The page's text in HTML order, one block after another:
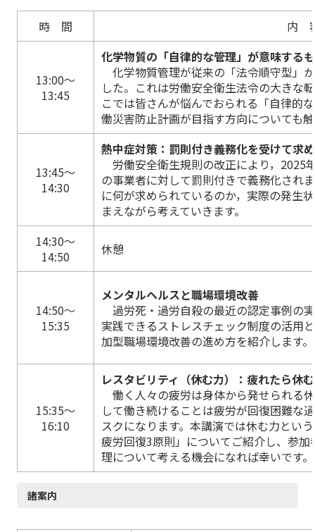
時 間 内
13:00～
13:45
化学物質の「自律的な管理」が意味する
化学物質管理が従来の「法令順守型」
した。これは労働安全衛生法令の大きな
こでは皆さんが悩んでおられる「自律的
働災害防止計画が目指す方向についても
13:45～
14:30
熱中症対策：罰則付き義務化を受けて求
労働安全衛生規則の改正により，2025
の事業者に対して罰則付きで義務化され
に何が求められているのか，実際の発生
まえながら考えていきます。
14:30～
14:50
休憩
14:50～
15:35
メンタルヘルスと職場環境改善
過労死・過労自殺の最近の認定事例の
実践できるストレスチェック制度の活用
加型職場環境改善の進め方を紹介します。
15:35～
16:10
レスタビリティ（休む力）：疲れたら休
働く人々の疲労は身体から発せられる
して働き続けることは疲労が回復困難な
スクになります。本講演では休む力とい
疲労回復3原則」についてご紹介し、参
理について考える機会になれば幸いです。
諸案内